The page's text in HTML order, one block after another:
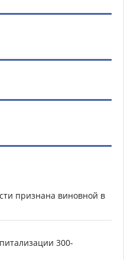
признана виновной в
300-